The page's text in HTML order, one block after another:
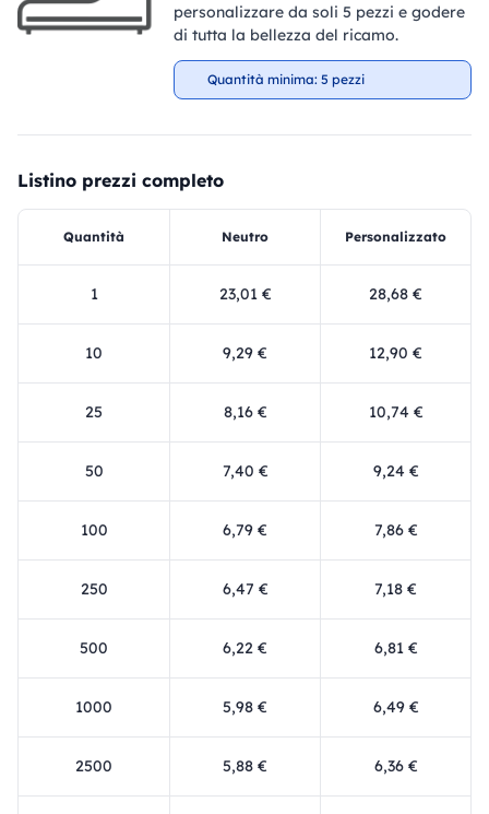
personalizzare da soli 5 pezzi e godere
di tutta la bellezza del ricamo.
Quantità minima: 5 pezzi
Listino prezzi completo
Quantità Neutro Personalizzato
1 23,01 € 28,68 €
10 9,29 € 12,90 €
25 8,16 € 10,74 €
50 7,40 € 9,24 €
100 6,79 € 7,86 €
250 6,47 € 7,18 €
500 6,22 € 6,81 €
1000 5,98 € 6,49 €
2500 5,88 € 6,36 €